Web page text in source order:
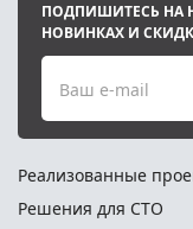
ПОДПИШИТЕСЬ НА
НОВИНКАХ И
Ваш e-mail
Реализованные
Решения для СТО